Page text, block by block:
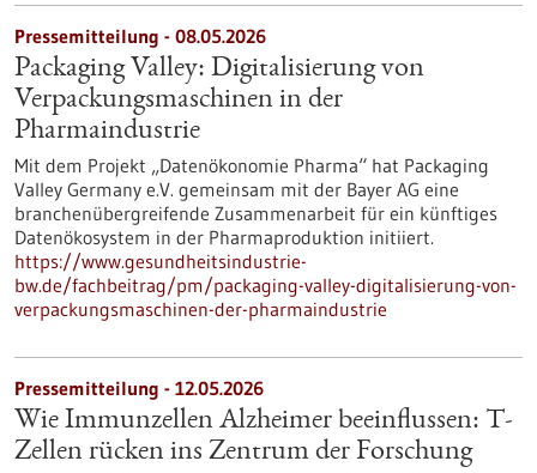
Pressemitteilung - 08.05.2026
Packaging Valley: Digitalisierung von
Verpackungsmaschinen in der
Pharmaindustrie
Mit dem Projekt „Datenökonomie Pharma“ hat Packaging
Valley Germany e.V. gemeinsam mit der Bayer AG eine
branchenübergreifende Zusammenarbeit für ein künftiges
Datenökosystem in der Pharmaproduktion initiiert.
https://www.gesundheitsindustrie-
bw.de/fachbeitrag/pm/packaging-valley-digitalisierung-von-
verpackungsmaschinen-der-pharmaindustrie
Pressemitteilung - 12.05.2026
Wie Immunzellen Alzheimer beeinflussen: T-
Zellen rücken ins Zentrum der Forschung